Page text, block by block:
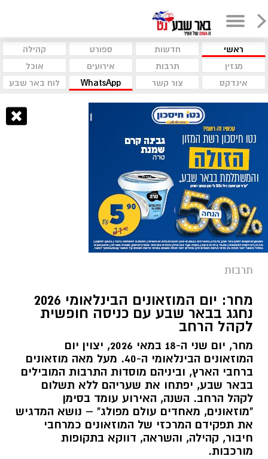
ראשי חדשות ספורט
קהילה
מגזין
תרבות אירועים
אוכל
אינדקס
צור קשר WhatsApp לוח באר שבע
תרבות
מחר: יום המוזאונים הבינלאומי 2026
נחגג בבאר שבע עם כניסה חופשית
לקהל הרחב
מחר, יום שני ה-18 במאי 2026, יצוין יום
המוזאונים הבינלאומי ה-40. מעל מאה מוזאונים
ברחבי הארץ, וביניהם מוסדות התרבות המובילים
בבאר שבע, יפתחו את שעריהם ללא תשלום
לקהל הרחב. השנה, האירוע עומד בסימן
"מוזאונים, מאחדים עולם מפולג" – נושא המדגיש
את תפקידם המרכזי של המוזאונים כמרחבי
חיבור, קהילה, והשראה, דווקא בתקופות
מורכבות.